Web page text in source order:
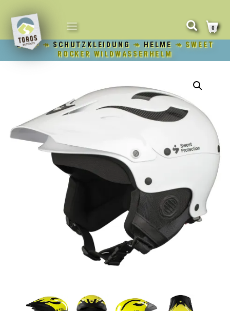
NAVIGATION
UMSCHALTEN
0
SHOP↠ SCHUTZKLEIDUNG ↠ HELME ↠ SWEET
ROCKER WILDWASSERHELM